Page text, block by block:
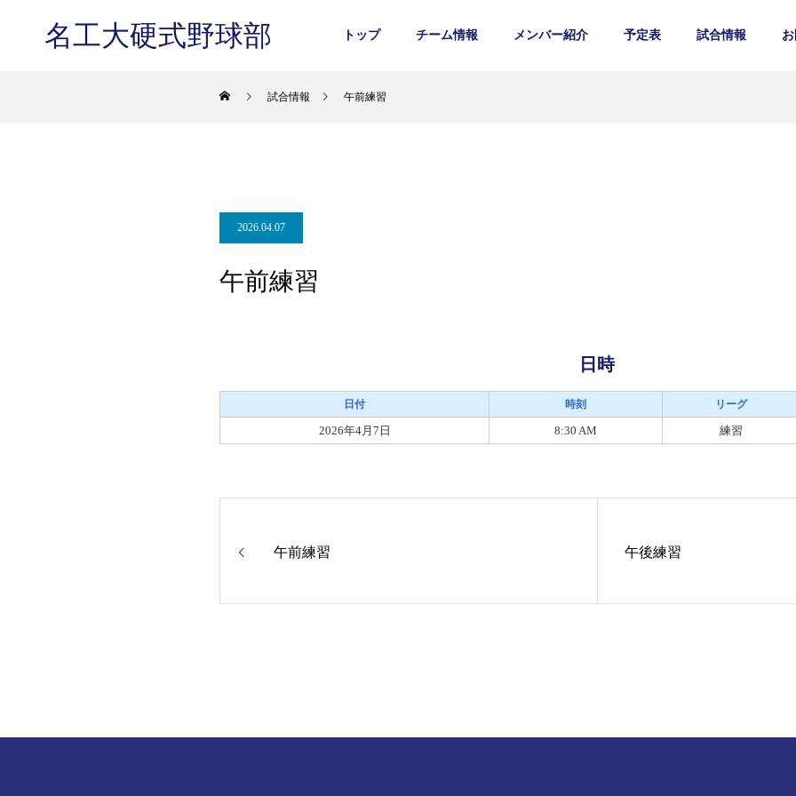
名工大硬式野球部 トップ チーム情報 メンバー紹介 予定表 試合情報
試合情報 午前練習
2026.04.07
午前練習
日時
日付 時刻 リーグ
2026年4月7日 8:30 AM 練習
午前練習 午後練習